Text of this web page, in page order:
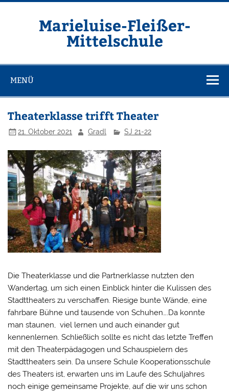
Zum
Marieluise-Fleißer-
Mittelschule
MENÜ
Theaterklasse trifft Theater
21. Oktober 2021 Gradl SJ 21-22
Die Theaterklasse und die Partnerklasse nutzten den
Wandertag, um sich einen Einblick hinter die Kulissen des
Stadttheaters zu verschaffen. Riesige bunte Wände, eine
fahrbare Bühne und tausende von Schuhen….Da konnte
man staunen, viel lernen und auch einander gut
kennenlernen. Schließlich sollte es nicht das letzte Treffen
mit den Theaterpädagogen und Schauspielern des
Stadttheaters sein. Da unsere Schule Kooperationsschule
des Theaters ist, erwarten uns im Laufe des Schuljahres
noch einige gemeinsame Projekte, auf die wir uns schon